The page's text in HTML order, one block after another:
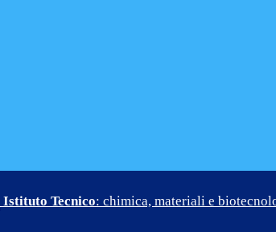
Istituto Tecnico: chimica, materiali e